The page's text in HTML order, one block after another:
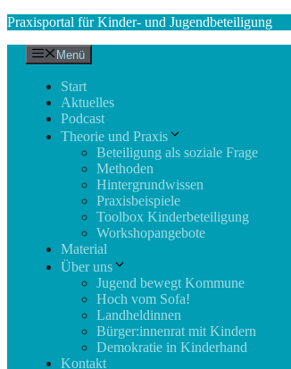
Zum
springen
Praxisportal für Kinder- und Jugendbeteiligung
Menü
Start
Aktuelles
Podcast
Theorie und Praxis
Beteiligung als soziale Frage
Methoden
Hintergrundwissen
Praxisbeispiele
Toolbox Kinderbeteiligung
Workshopangebote
Material
Über uns
Jugend bewegt Kommune
Hoch vom Sofa!
Landheldinnen
Bürger:innenrat mit Kindern
Demokratie in Kinderhand
Kontakt